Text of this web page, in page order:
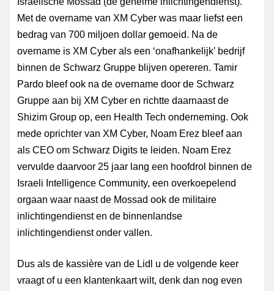
Met de overname van XM Cyber was maar liefst een
bedrag van 700 miljoen dollar gemoeid. Na de
overname is XM Cyber als een ‘onafhankelijk’ bedrijf
binnen de Schwarz Gruppe blijven opereren. Tamir
Pardo bleef ook na de overname door de Schwarz
Gruppe aan bij XM Cyber en richtte daarnaast de
Shizim Group op, een Health Tech onderneming. Ook
mede oprichter van XM Cyber, Noam Erez bleef aan
als CEO om Schwarz Digits te leiden. Noam Erez
vervulde daarvoor 25 jaar lang een hoofdrol binnen de
Israeli Intelligence Community, een overkoepelend
orgaan waar naast de Mossad ook de militaire
inlichtingendienst en de binnenlandse
inlichtingendienst onder vallen.
Dus als de kassière van de Lidl u de volgende keer
vraagt of u een klantenkaart wilt, denk dan nog even